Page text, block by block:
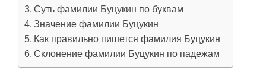
Суть фамилии Буцукин по буквам
Значение фамилии Буцукин
Как правильно пишется фамилия Буцукин
Склонение фамилии Буцукин по падежам